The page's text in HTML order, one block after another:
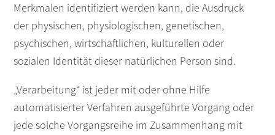
Merkmalen identifiziert werden kann, die Ausdruck
der physischen, physiologischen, genetischen,
psychischen, wirtschaftlichen, kulturellen oder
sozialen Identität dieser natürlichen Person sind.
„Verarbeitung“ ist jeder mit oder ohne Hilfe
automatisierter Verfahren ausgeführte Vorgang oder
jede solche Vorgangsreihe im Zusammenhang mit